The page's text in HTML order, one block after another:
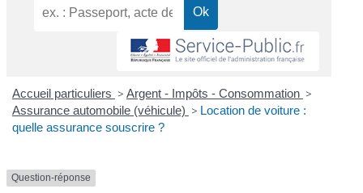
Accueil particuliers > Argent - Impôts - Consommation >
Assurance automobile (véhicule) > Location de voiture :
quelle assurance souscrire ?
Question-réponse